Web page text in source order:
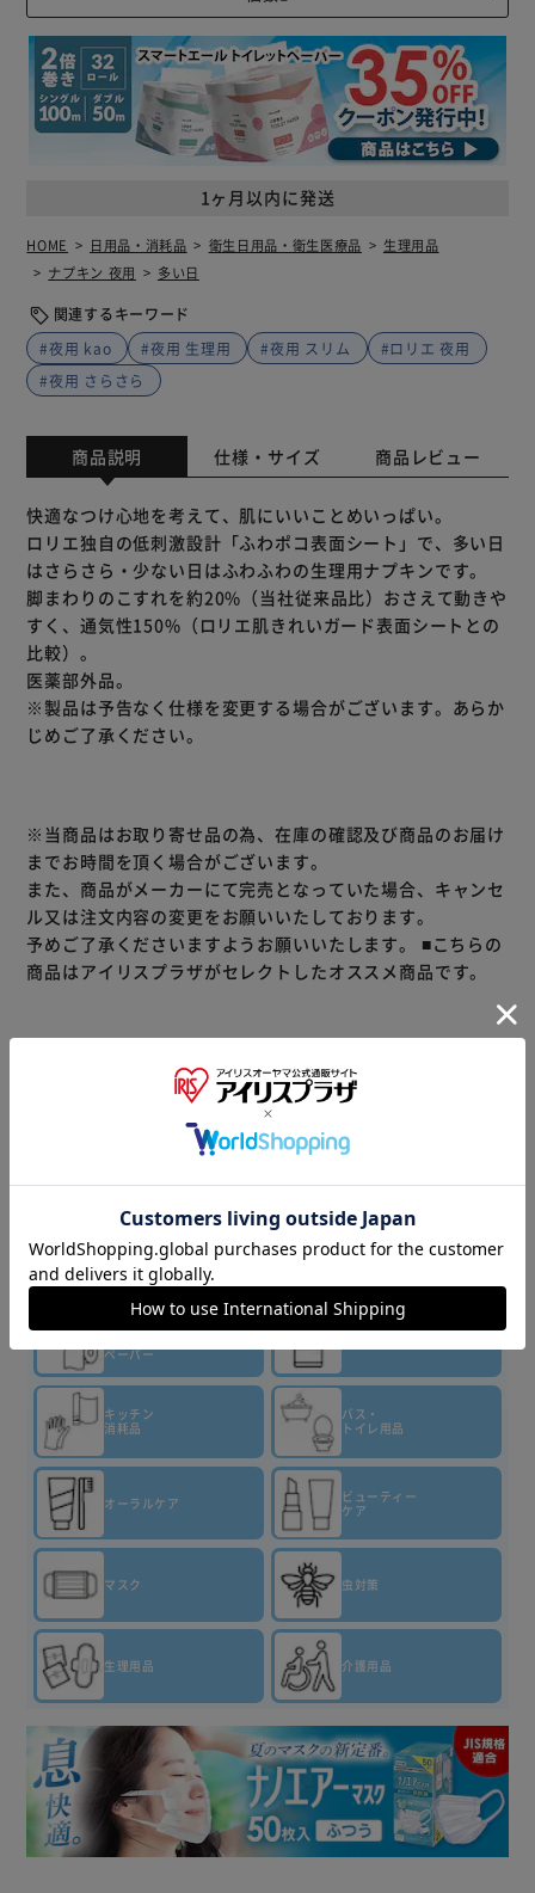
1ヶ月以内に発送
HOME 日用品・消耗品 衛生日用品・衛生医療品
生理用品
ナプキン 夜用
多い日
関連するキーワード
#夜用 kao
#夜用 生理用 #夜用 スリム
#ロリエ 夜用
#夜用 さらさら
商品説明 仕様・サイズ 商品レビュー
快適なつけ心地を考えて、肌にいいことめいっぱい。
ロリエ独自の低刺激設計「ふわポコ表面シート」で、多い日
はさらさら・少ない日はふわふわの生理用ナプキンです。
脚まわりのこすれを約20%（当社従来品比）おさえて動きや
すく、通気性150%（ロリエ肌きれいガード表面シートとの
比較）。
医薬部外品。
※製品は予告なく仕様を変更する場合がございます。あらか
じめご了承ください。
※当商品はお取り寄せ品の為、在庫の確認及び商品のお届け
までお時間を頂く場合がございます。
また、商品がメーカーにて完売となっていた場合、キャンセ
ル又は注文内容の変更をお願いいたしております。
予めご了承くださいますようお願いいたします。 ■こちらの
商品はアイリスプラザがセレクトしたオススメ商品です。
▼ 食品・飲料おすすめ ▼
▼その他 商品はこちら▼
ペーパー
キッチン
消耗品
バス・
トイレ用品
オーラルケア
ビューティー
ケア
マスク 虫対策
生理用品 介護用品